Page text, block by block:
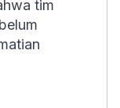
tim